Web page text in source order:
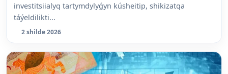
investitsiialyq tartymdylyǵyn kúsheitip, shikizatqa
táýeldilikti...
2 shilde 2026